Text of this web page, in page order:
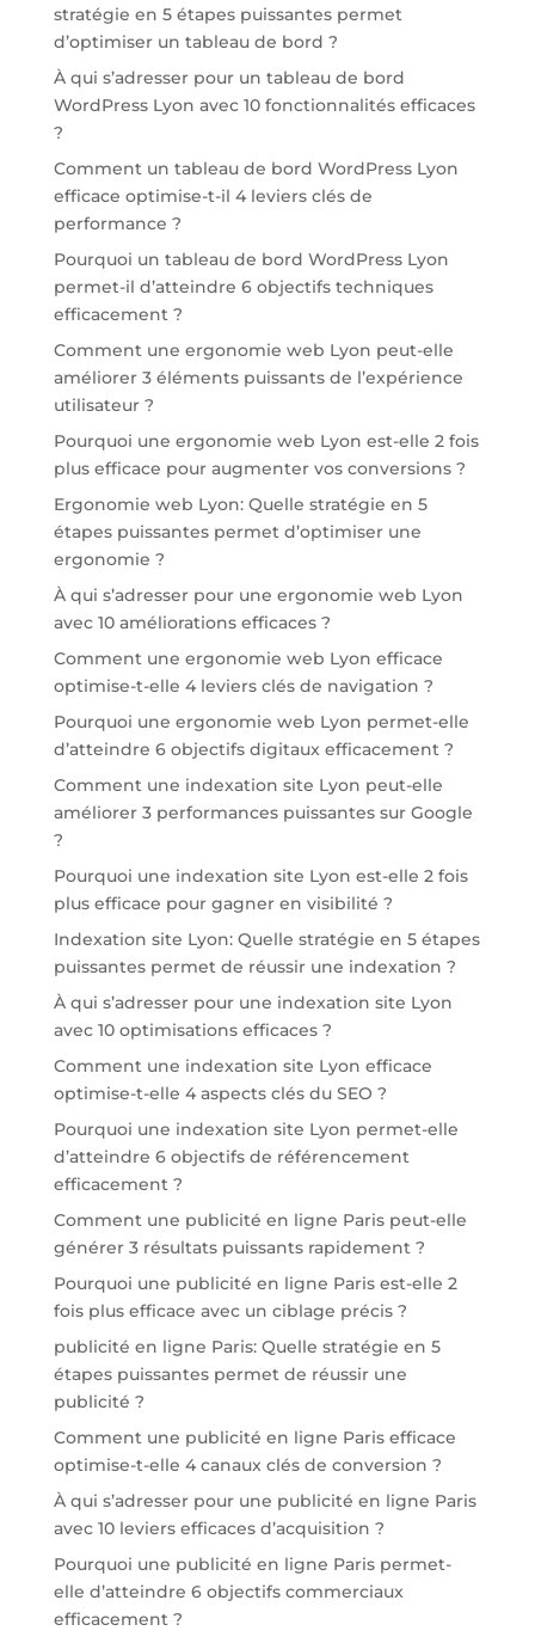
stratégie en 5 étapes puissantes permet
d’optimiser un tableau de bord ?
À qui s’adresser pour un tableau de bord
WordPress Lyon avec 10 fonctionnalités efficaces
?
Comment un tableau de bord WordPress Lyon
efficace optimise-t-il 4 leviers clés de
performance ?
Pourquoi un tableau de bord WordPress Lyon
permet-il d’atteindre 6 objectifs techniques
efficacement ?
Comment une ergonomie web Lyon peut-elle
améliorer 3 éléments puissants de l’expérience
utilisateur ?
Pourquoi une ergonomie web Lyon est-elle 2 fois
plus efficace pour augmenter vos conversions ?
Ergonomie web Lyon: Quelle stratégie en 5
étapes puissantes permet d’optimiser une
ergonomie ?
À qui s’adresser pour une ergonomie web Lyon
avec 10 améliorations efficaces ?
Comment une ergonomie web Lyon efficace
optimise-t-elle 4 leviers clés de navigation ?
Pourquoi une ergonomie web Lyon permet-elle
d’atteindre 6 objectifs digitaux efficacement ?
Comment une indexation site Lyon peut-elle
améliorer 3 performances puissantes sur Google
?
Pourquoi une indexation site Lyon est-elle 2 fois
plus efficace pour gagner en visibilité ?
Indexation site Lyon: Quelle stratégie en 5 étapes
puissantes permet de réussir une indexation ?
À qui s’adresser pour une indexation site Lyon
avec 10 optimisations efficaces ?
Comment une indexation site Lyon efficace
optimise-t-elle 4 aspects clés du SEO ?
Pourquoi une indexation site Lyon permet-elle
d’atteindre 6 objectifs de référencement
efficacement ?
Comment une publicité en ligne Paris peut-elle
générer 3 résultats puissants rapidement ?
Pourquoi une publicité en ligne Paris est-elle 2
fois plus efficace avec un ciblage précis ?
publicité en ligne Paris: Quelle stratégie en 5
étapes puissantes permet de réussir une
publicité ?
Comment une publicité en ligne Paris efficace
optimise-t-elle 4 canaux clés de conversion ?
À qui s’adresser pour une publicité en ligne Paris
avec 10 leviers efficaces d’acquisition ?
Pourquoi une publicité en ligne Paris permet-
elle d’atteindre 6 objectifs commerciaux
efficacement ?